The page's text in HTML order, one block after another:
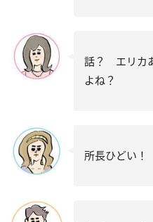
話？ エリカ
よね？
所長ひどい！